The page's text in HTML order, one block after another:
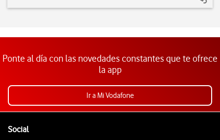
Ponte al día con las novedades constantes que te ofrece
la app
Ir a Mi Vodafone
SocialEnlaces a las redes sociales de Vodafone